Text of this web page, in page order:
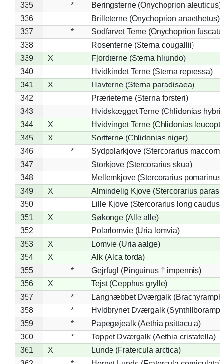
335
*
Beringsterne (Onychoprion
336
Brilleterne (Onychoprion anaethetus)
337
*
Sodfarvet Terne (Onychoprion
338
Rosenterne (Sterna dougallii)
339
X
Fjordterne (Sterna hirundo)
340
Hvidkindet Terne (Sterna repressa)
341
X
Havterne (Sterna paradisaea)
342
Prærieterne (Sterna forsteri)
343
Hvidskægget Terne (Chlidonias
344
X
Hvidvinget Terne (Chlidonias
345
X
Sortterne (Chlidonias niger)
346
*
Sydpolarkjove (Stercorarius
347
Storkjove (Stercorarius skua)
348
Mellemkjove (Stercorarius
349
X
Almindelig Kjove (Stercorarius
350
Lille Kjove (Stercorarius
351
X
Søkonge (Alle alle)
352
Polarlomvie (Uria lomvia)
353
X
Lomvie (Uria aalge)
354
X
Alk (Alca torda)
355
*
Gejrfugl (Pinguinus † impennis)
356
X
Tejst (Cepphus grylle)
357
*
Langnæbbet Dværgalk
358
*
Hvidbrynet Dværgalk
359
*
Papegøjealk (Aethia psittacula)
360
*
Toppet Dværgalk (Aethia cristatella)
361
X
Lunde (Fratercula arctica)